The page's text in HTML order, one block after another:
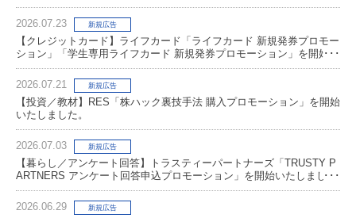
2026.07.23 新規広告
【クレジットカード】ライフカード「ライフカード 新規発券プロモー
ション」「学生専用ライフカード 新規発券プロモーション」を開始い
たしました。
2026.07.21
新規広告
【投資／教材】RES「株ハック裏技手法 購入プロモーション」を開始
いたしました。
2026.07.03 新規広告
【暮らし／アンケート回答】トラスティーパートナーズ「TRUSTY P
ARTNERS アンケート回答申込プロモーション」を開始いたしまし
た。
2026.06.29
新規広告